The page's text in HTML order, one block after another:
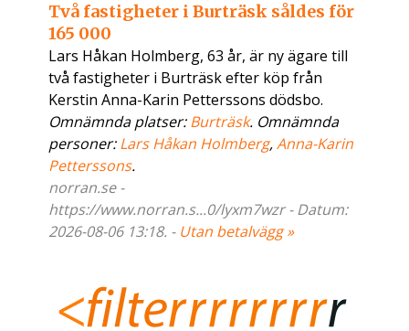
Två fastigheter i Burträsk såldes för
165 000
Lars Håkan Holmberg, 63 år, är ny ägare till
två fastigheter i Burträsk efter köp från
Kerstin Anna-Karin Petterssons dödsbo.
Omnämnda platser:Burträsk. Omnämnda
personer:Lars Håkan Holmberg,Anna-Karin
Petterssons.
norran.se -
https://www.norran.s...0/lyxm7wzr - Datum:
2026-08-06 13:18. - Utan betalvägg »